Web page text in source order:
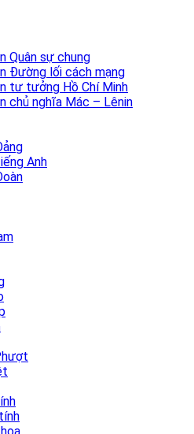
Quân sự chung
Đường lối cách mạng
tư tưởng Hồ Chí Minh
chủ nghĩa Mác – Lênin
Anh